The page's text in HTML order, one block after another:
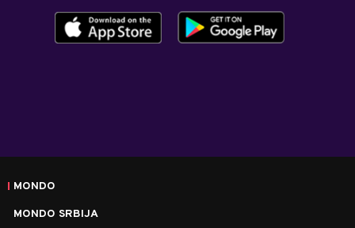
MONDO
MONDO SRBIJA